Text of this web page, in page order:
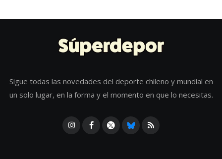
Sigue todas las novedades del deporte chileno y mundial en
un solo lugar, en la forma y el momento en que lo necesitas.